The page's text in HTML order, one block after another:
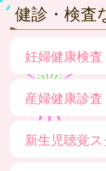
健診・検査
妊婦健康検査
産婦健康診査
新生児聴覚